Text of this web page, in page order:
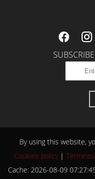
By using this website,
Cookies policy|
Cache: 2026-08-09